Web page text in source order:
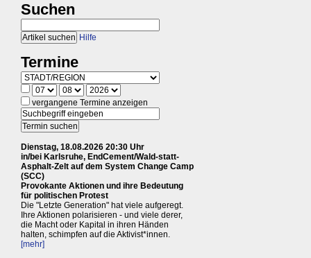
Suchen
Hilfe
Termine
vergangene Termine anzeigen
Dienstag, 18.08.2026 20:30 Uhr
in/bei Karlsruhe, EndCement/Wald-statt-
Asphalt-Zelt auf dem System Change Camp
(SCC)
Provokante Aktionen und ihre Bedeutung
für politischen Protest
Die "Letzte Generation" hat viele aufgeregt.
Ihre Aktionen polarisieren - und viele derer,
die Macht oder Kapital in ihren Händen
halten, schimpfen auf die Aktivist*innen.
[mehr]